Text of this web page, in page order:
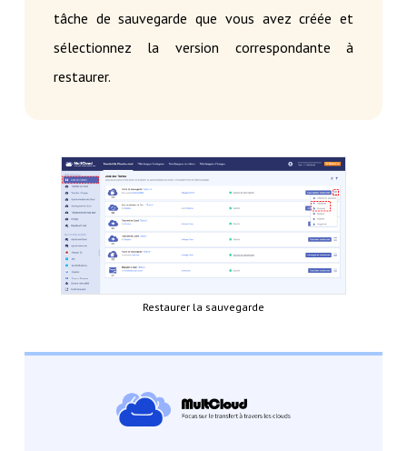
tâche de sauvegarde que vous avez créée et
sélectionnez la version correspondante à
restaurer.
Restaurer la sauvegarde